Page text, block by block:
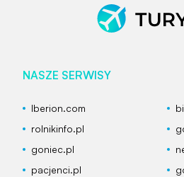
NASZE SERWISY
Iberion.com
rolnikinfo.pl
goniec.pl
pacjenci.pl